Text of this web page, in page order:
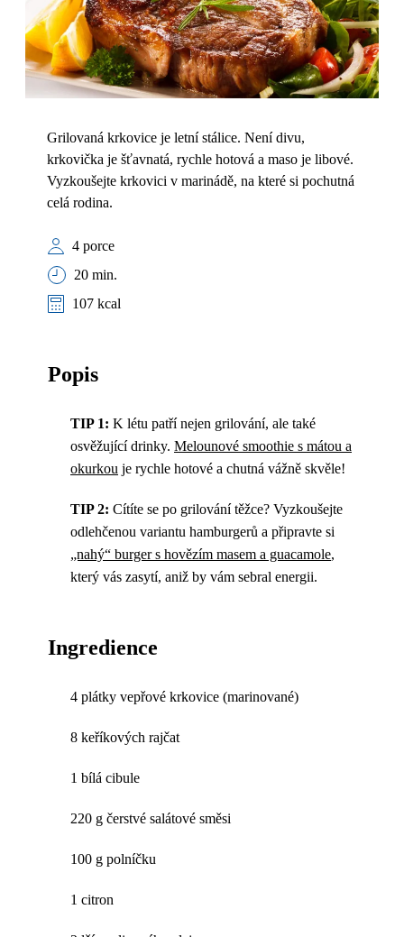
Grilovaná krkovice je letní stálice. Není divu,
krkovička je šťavnatá, rychle hotová a maso je libové.
Vyzkoušejte krkovici v marinádě, na které si pochutná
celá rodina.
4 porce
20 min.
107 kcal
Popis
TIP 1: K létu patří nejen grilování, ale také
osvěžující drinky. Melounové smoothie s mátou a
okurkou je rychle hotové a chutná vážně skvěle!
TIP 2: Cítíte se po grilování těžce? Vyzkoušejte
odlehčenou variantu hamburgerů a připravte si
„nahý“ burger s hovězím masem a guacamole,
který vás zasytí, aniž by vám sebral energii.
Ingredience
4 plátky vepřové krkovice (marinované)
8 keříkových rajčat
1 bílá cibule
220 g čerstvé salátové směsi
100 g polníčku
1 citron